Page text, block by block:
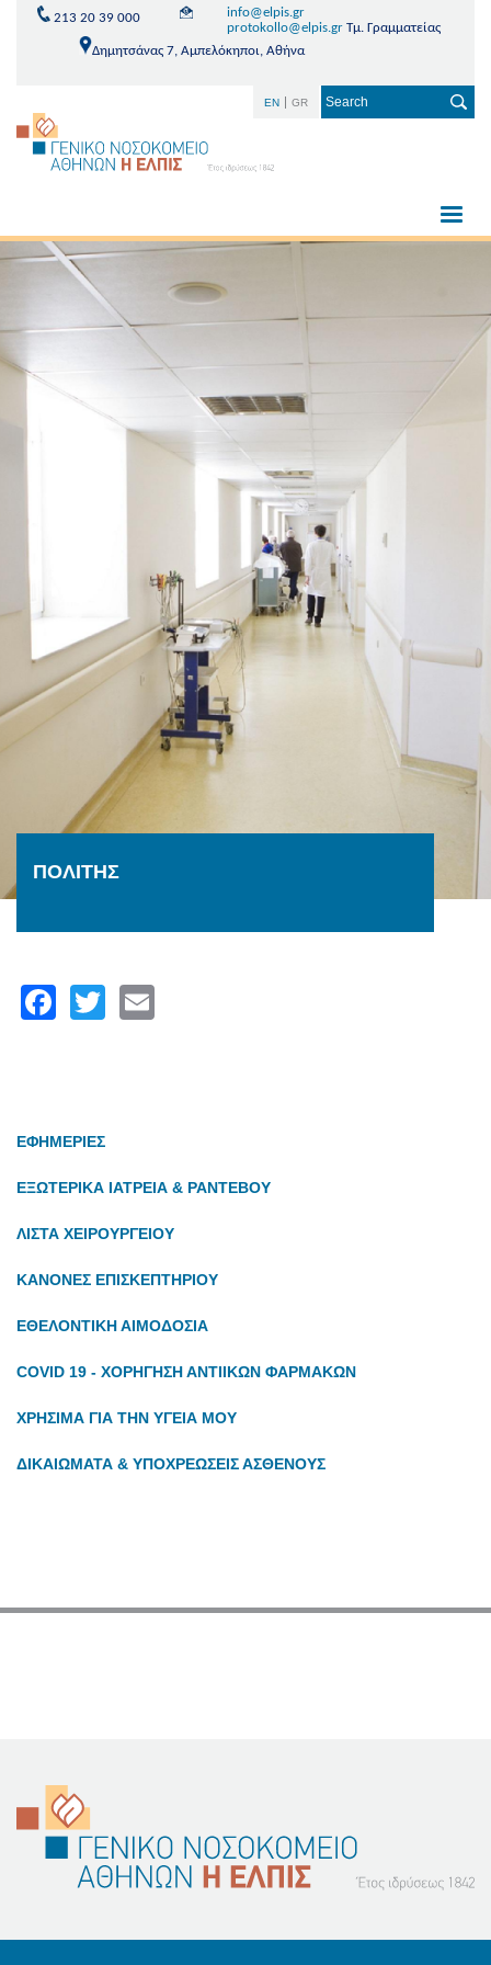
213 20 39 000
info@elpis.gr
protokollo@elpis.grΤμ. Γραμματείας
Δημητσάνας 7, Αμπελόκηποι, Αθήνα
EN GR
ΠΟΛΙΤΗΣ
Facebook
Twitter
ΕΦΗΜΕΡΙΕΣ
ΕΞΩΤΕΡΙΚΑ ΙΑΤΡΕΙΑ & ΡΑΝΤΕΒΟΥ
ΛΙΣΤΑ ΧΕΙΡΟΥΡΓΕΙΟΥ
ΚΑΝΟΝΕΣ ΕΠΙΣΚΕΠΤΗΡΙΟΥ
ΕΘΕΛΟΝΤΙΚΗ ΑΙΜΟΔΟΣΙΑ
COVID 19 - ΧΟΡΗΓΗΣΗ ΑΝΤΙΙΚΩΝ ΦΑΡΜΑΚΩΝ
ΧΡΗΣΙΜΑ ΓΙΑ ΤΗΝ ΥΓΕΙΑ ΜΟΥ
ΔΙΚΑΙΩΜΑΤΑ & ΥΠΟΧΡΕΩΣΕΙΣ ΑΣΘΕΝΟΥΣ